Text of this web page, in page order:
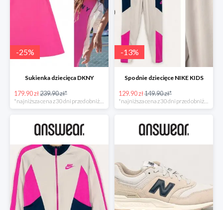
-25%
Sukienka dziecięca DKNY
179.90 zł239.90 zł*
-13%
Spodnie dziecięce NIKE KIDS
129.90 zł149.90 zł*